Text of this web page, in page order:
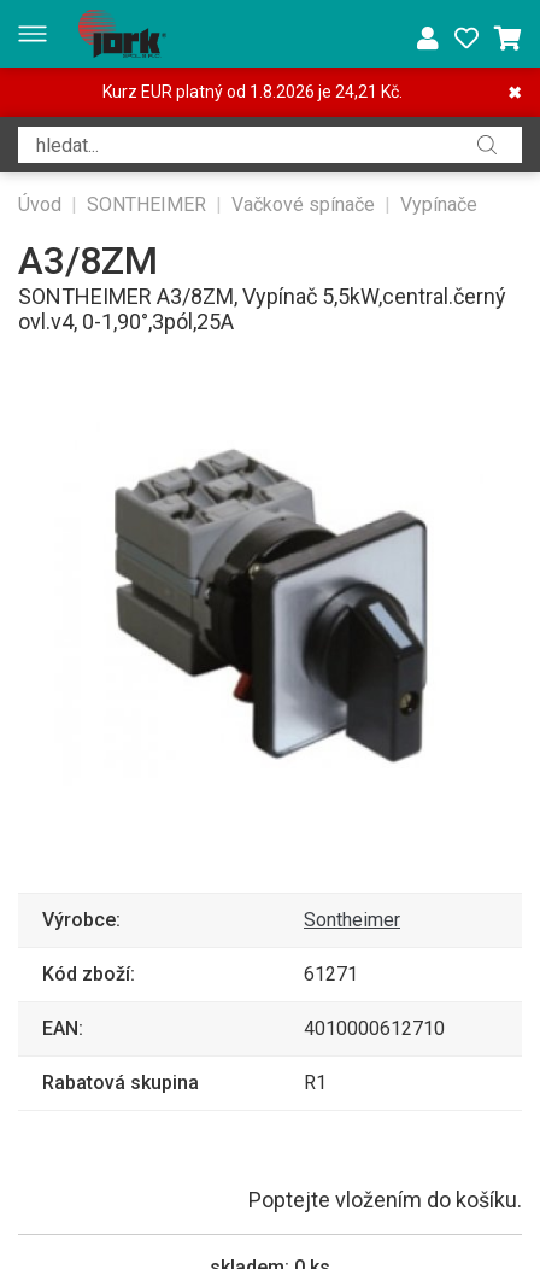
✖
Kurz EUR platný od 1.8.2026 je 24,21 Kč.
Úvod | SONTHEIMER | Vačkové spínače | Vypínače
A3/8ZM
SONTHEIMER A3/8ZM, Vypínač 5,5kW,central.černý
ovl.v4, 0-1,90°,3pól,25A
Výrobce: Sontheimer
Kód zboží: 61271
EAN: 4010000612710
Rabatová skupina R1
Poptejte vložením do košíku.